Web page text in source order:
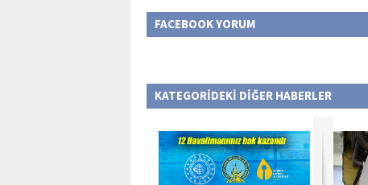
FACEBOOK YORUM
KATEGORİDEKİ DİĞER HABERLER